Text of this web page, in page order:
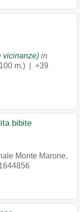
vicinanze) in
m.) | +39
bibite
Monte Marone,